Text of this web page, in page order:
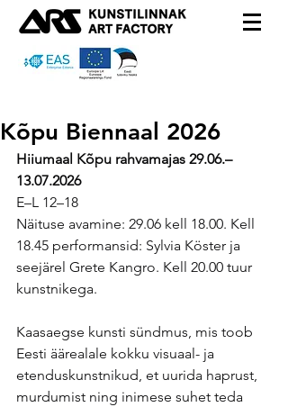
Kõpu Biennaal 2026
Hiiumaal Kõpu rahvamajas 29.06.–
13.07.2026
E–L 12–18
Näituse avamine: 29.06 kell 18.00. Kell
18.45 performansid: Sylvia Köster ja
seejärel Grete Kangro. Kell 20.00 tuur
kunstnikega.
Kaasaegse kunsti sündmus, mis toob
Eesti äärealale kokku visuaal- ja
etenduskunstnikud, et uurida haprust,
murdumist ning inimese suhet teda